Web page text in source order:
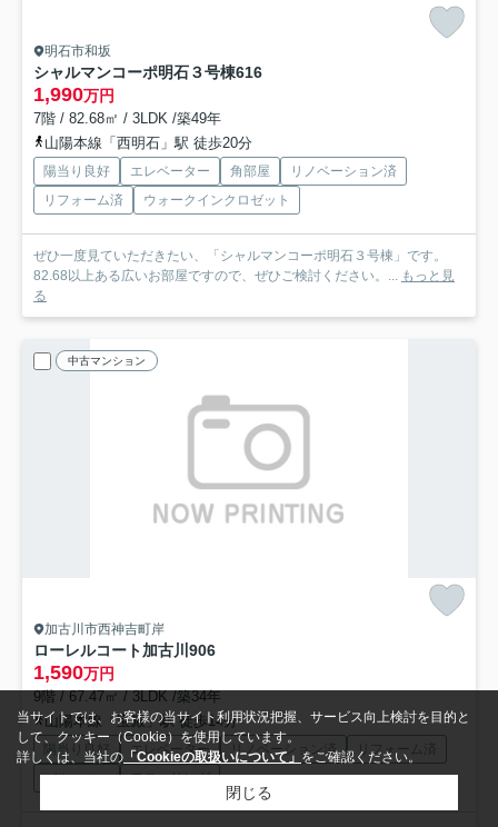
明石市和坂
シャルマンコーポ明石３号棟616
1,990万円
7階 / 82.68㎡ / 3LDK /築49年
山陽本線「西明石」駅 徒歩20分
陽当り良好 エレベーター 角部屋
リノベーション済
リフォーム済
ウォークインクロゼット
ぜひ一度見ていただきたい、「シャルマンコーポ明石３号棟」です。
82.68以上ある広いお部屋ですので、ぜひご検討ください。... もっと見
る
中古マンション
加古川市西神吉町岸
ローレルコート加古川 906
1,590万円
9階 / 67.47㎡ / 3LDK /築34年
山陽本線「宝殿」駅 徒歩14分
陽当り良好 エレベーター リノベーション済
リフォーム済
バルコニー
フローリング
当サイトでは、お客様の当サイト利用状況把握、サービス向上検討を目的と
して、クッキー（Cookie）を使用しています。
詳しくは、当社の 「Cookieの取扱いについて」 をご確認ください。
閉じる